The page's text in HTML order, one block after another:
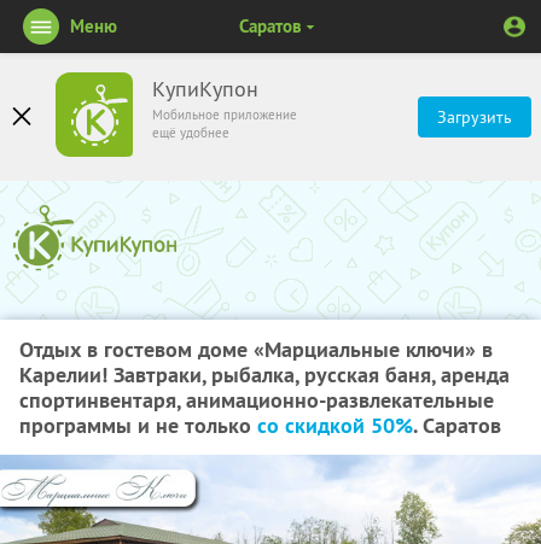
КупиКупон
Мобильное приложение
ещё удобнее
Загрузить
Меню Саратов
Отдых в гостевом доме «Марциальные ключи» в
Карелии! Завтраки, рыбалка, русская баня, аренда
спортинвентаря, анимационно-развлекательные
программы и не только со скидкой 50%. Саратов